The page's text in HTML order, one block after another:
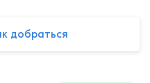
добраться